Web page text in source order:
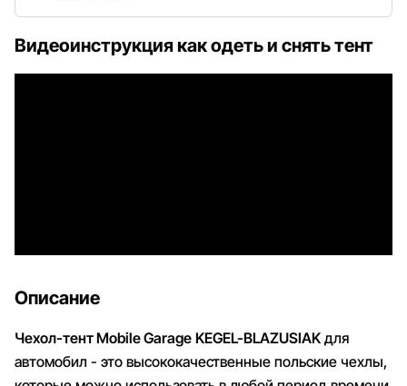
Видеоинструкция как одеть и снять тент
Описание
Чехол-тент Mobile Garage KEGEL-BLAZUSIAK для
автомобил - это высококачественные польские чехлы,